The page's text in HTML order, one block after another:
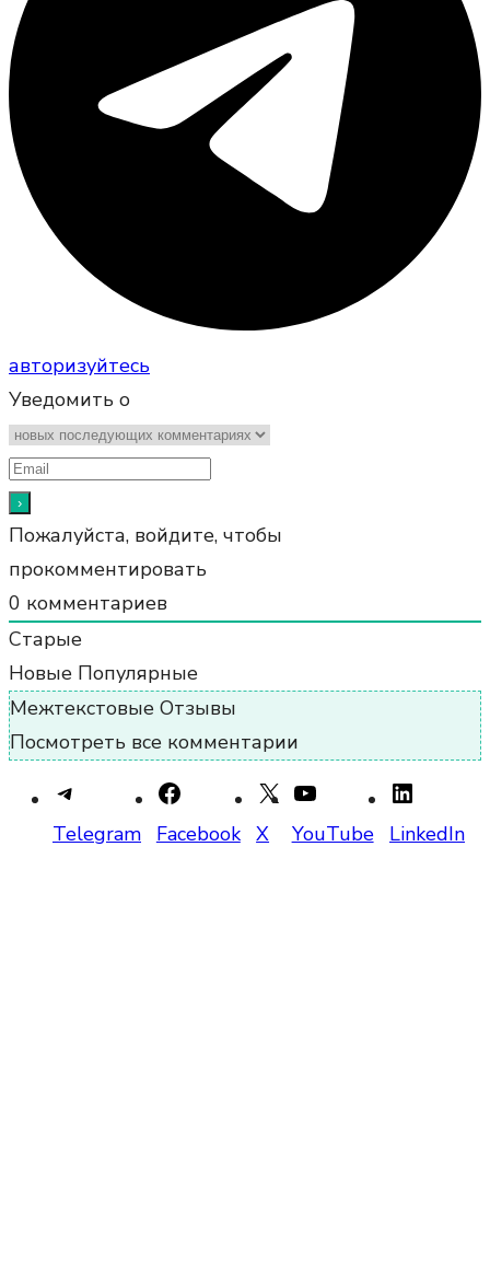
авторизуйтесь
Уведомить о
Пожалуйста, войдите, чтобы
прокомментировать
0 комментариев
Старые
Новые Популярные
Межтекстовые Отзывы
Посмотреть все комментарии
Telegram Facebook X YouTube LinkedIn